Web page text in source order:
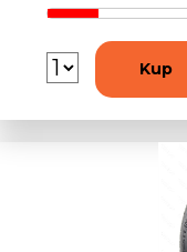
Kup